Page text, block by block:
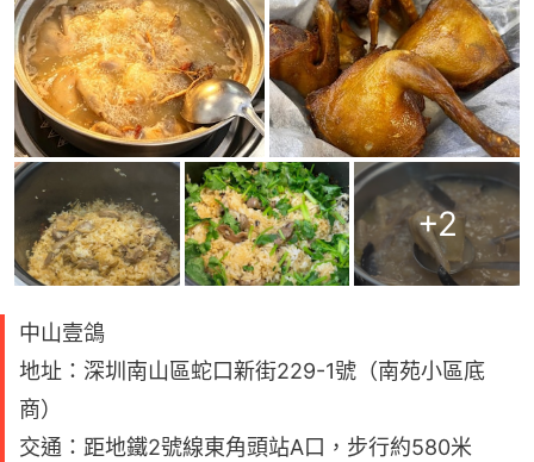
+2
中山壹鴿
地址：深圳南山區蛇口新街229-1號（南苑小區底
商）
交通：距地鐵2號線東角頭站A口，步行約580米